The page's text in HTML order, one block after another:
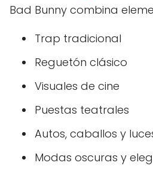
Bad Bunny combina
Trap tradicional
Reguetón clásico
Visuales de cine
Puestas teatrales
Autos, caballos y
Modas oscuras y